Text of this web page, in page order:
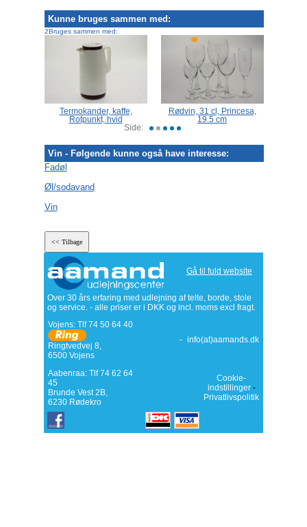
Kunne bruges sammen med:
2Bruges sammen med:
Vin - Følgende kunne også have interesse:
Fadøl
Øl/sodavand
Vin
Gå til fuld website
Over 30 års erfaring med udlejning af telte, borde, stole
og service. - alle priser er i DKK og incl. moms excl fragt.
Vojens: Tlf74 50 64 40
Ringtvedvej 8,
6500 Vojens
- info(at)aamands.dk
Aabenraa: Tlf 74 62 64
45
Brunde Vest 2B,
6230 Rødekro
Cookie-
indstillinger-
Privatlivspolitik
Termokander, kaffe,
Rotpunkt, hvid
Rødvin, 31 cl, Princesa,
19.5 cm
Side: